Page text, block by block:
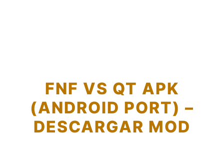
FNF VS QT APK
(ANDROID PORT) –
DESCARGAR MOD